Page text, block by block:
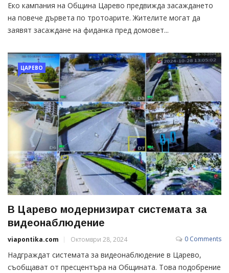
Еко кампания на Община Царево предвижда засаждането
на повече дървета по тротоарите. Жителите могат да
заявят засаждане на фиданка пред домовет...
ЦАРЕВО
В Царево модернизират системата за
видеонаблюдение
viapontika.com Октомври 28, 2024 0 Comments
Надграждат системата за видеонаблюдение в Царево,
съобщават от пресцентъра на Общината. Това подобрение